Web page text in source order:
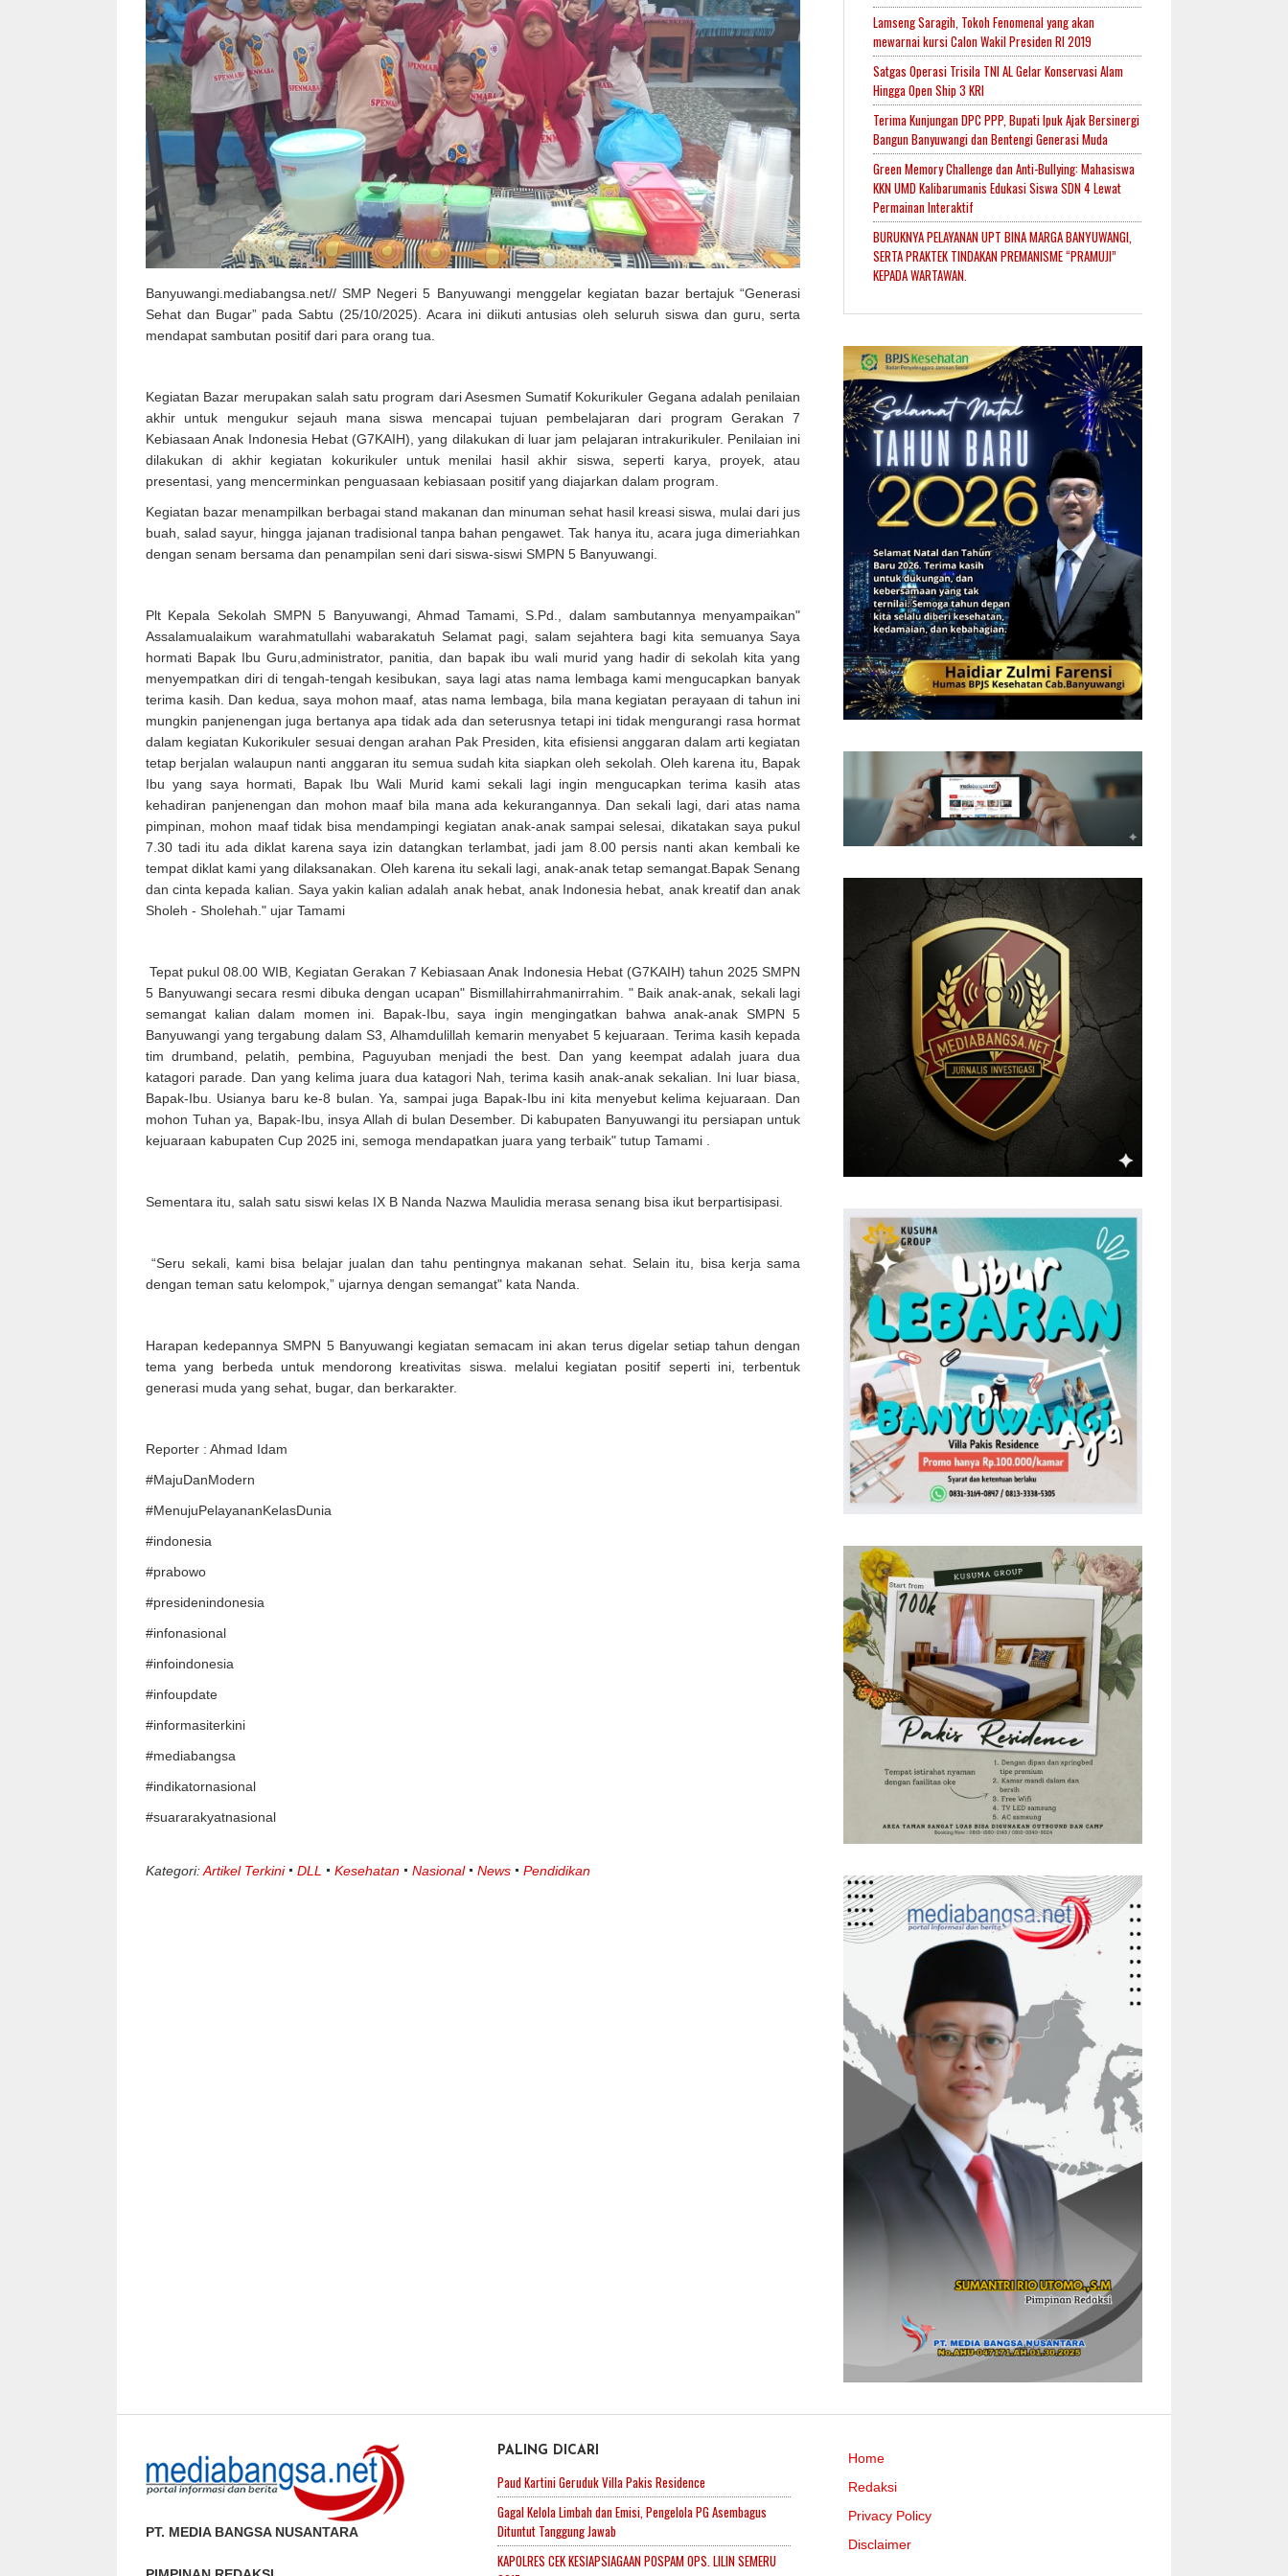
Banyuwangi.mediabangsa.net// SMP Negeri 5 Banyuwangi menggelar kegiatan bazar bertajuk “Generasi
Sehat dan Bugar” pada Sabtu (25/10/2025). Acara ini diikuti antusias oleh seluruh siswa dan guru, serta
mendapat sambutan positif dari para orang tua.
Kegiatan Bazar merupakan salah satu program dari Asesmen Sumatif Kokurikuler Gegana adalah penilaian
akhir untuk mengukur sejauh mana siswa mencapai tujuan pembelajaran dari program Gerakan 7
Kebiasaan Anak Indonesia Hebat (G7KAIH), yang dilakukan di luar jam pelajaran intrakurikuler. Penilaian ini
dilakukan di akhir kegiatan kokurikuler untuk menilai hasil akhir siswa, seperti karya, proyek, atau
presentasi, yang mencerminkan penguasaan kebiasaan positif yang diajarkan dalam program.
Kegiatan bazar menampilkan berbagai stand makanan dan minuman sehat hasil kreasi siswa, mulai dari jus
buah, salad sayur, hingga jajanan tradisional tanpa bahan pengawet. Tak hanya itu, acara juga dimeriahkan
dengan senam bersama dan penampilan seni dari siswa-siswi SMPN 5 Banyuwangi.
Plt Kepala Sekolah SMPN 5 Banyuwangi, Ahmad Tamami, S.Pd., dalam sambutannya menyampaikan"
Assalamualaikum warahmatullahi wabarakatuh Selamat pagi, salam sejahtera bagi kita semuanya Saya
hormati Bapak Ibu Guru,administrator, panitia, dan bapak ibu wali murid yang hadir di sekolah kita yang
menyempatkan diri di tengah-tengah kesibukan, saya lagi atas nama lembaga kami mengucapkan banyak
terima kasih. Dan kedua, saya mohon maaf, atas nama lembaga, bila mana kegiatan perayaan di tahun ini
mungkin panjenengan juga bertanya apa tidak ada dan seterusnya tetapi ini tidak mengurangi rasa hormat
dalam kegiatan Kukorikuler sesuai dengan arahan Pak Presiden, kita efisiensi anggaran dalam arti kegiatan
tetap berjalan walaupun nanti anggaran itu semua sudah kita siapkan oleh sekolah. Oleh karena itu, Bapak
Ibu yang saya hormati, Bapak Ibu Wali Murid kami sekali lagi ingin mengucapkan terima kasih atas
kehadiran panjenengan dan mohon maaf bila mana ada kekurangannya. Dan sekali lagi, dari atas nama
pimpinan, mohon maaf tidak bisa mendampingi kegiatan anak-anak sampai selesai, dikatakan saya pukul
7.30 tadi itu ada diklat karena saya izin datangkan terlambat, jadi jam 8.00 persis nanti akan kembali ke
tempat diklat kami yang dilaksanakan. Oleh karena itu sekali lagi, anak-anak tetap semangat.Bapak Senang
dan cinta kepada kalian. Saya yakin kalian adalah anak hebat, anak Indonesia hebat, anak kreatif dan anak
Sholeh - Sholehah." ujar Tamami
Tepat pukul 08.00 WIB, Kegiatan Gerakan 7 Kebiasaan Anak Indonesia Hebat (G7KAIH) tahun 2025 SMPN
5 Banyuwangi secara resmi dibuka dengan ucapan" Bismillahirrahmanirrahim. " Baik anak-anak, sekali lagi
semangat kalian dalam momen ini. Bapak-Ibu, saya ingin mengingatkan bahwa anak-anak SMPN 5
Banyuwangi yang tergabung dalam S3, Alhamdulillah kemarin menyabet 5 kejuaraan. Terima kasih kepada
tim drumband, pelatih, pembina, Paguyuban menjadi the best. Dan yang keempat adalah juara dua
katagori parade. Dan yang kelima juara dua katagori Nah, terima kasih anak-anak sekalian. Ini luar biasa,
Bapak-Ibu. Usianya baru ke-8 bulan. Ya, sampai juga Bapak-Ibu ini kita menyebut kelima kejuaraan. Dan
mohon Tuhan ya, Bapak-Ibu, insya Allah di bulan Desember. Di kabupaten Banyuwangi itu persiapan untuk
kejuaraan kabupaten Cup 2025 ini, semoga mendapatkan juara yang terbaik" tutup Tamami .
Sementara itu, salah satu siswi kelas IX B Nanda Nazwa Maulidia merasa senang bisa ikut berpartisipasi.
“Seru sekali, kami bisa belajar jualan dan tahu pentingnya makanan sehat. Selain itu, bisa kerja sama
dengan teman satu kelompok,” ujarnya dengan semangat" kata Nanda.
Harapan kedepannya SMPN 5 Banyuwangi kegiatan semacam ini akan terus digelar setiap tahun dengan
tema yang berbeda untuk mendorong kreativitas siswa. melalui kegiatan positif seperti ini, terbentuk
generasi muda yang sehat, bugar, dan berkarakter.
Reporter : Ahmad Idam
#MajuDanModern
#MenujuPelayananKelasDunia
#indonesia
#prabowo
#presidenindonesia
#infonasional
#infoindonesia
#infoupdate
#informasiterkini
#mediabangsa
#indikatornasional
#suararakyatnasional
Kategori:Artikel Terkini DLL Kesehatan Nasional News Pendidikan
Lamseng Saragih, Tokoh Fenomenal yang akan
mewarnai kursi Calon Wakil Presiden RI 2019
Satgas Operasi Trisila TNI AL Gelar Konservasi Alam
Hingga Open Ship 3 KRI
Terima Kunjungan DPC PPP, Bupati Ipuk Ajak Bersinergi
Bangun Banyuwangi dan Bentengi Generasi Muda
Green Memory Challenge dan Anti-Bullying: Mahasiswa
KKN UMD Kalibarumanis Edukasi Siswa SDN 4 Lewat
Permainan Interaktif
BURUKNYA PELAYANAN UPT BINA MARGA BANYUWANGI,
SERTA PRAKTEK TINDAKAN PREMANISME “PRAMUJI”
KEPADA WARTAWAN.
PT. MEDIA BANGSA NUSANTARA
PALING DICARI
Paud Kartini Geruduk Villa Pakis Residence
Gagal Kelola Limbah dan Emisi, Pengelola PG Asembagus
Dituntut Tanggung Jawab
KAPOLRES CEK KESIAPSIAGAAN POSPAM OPS. LILIN SEMERU
Home
Redaksi
Privacy Policy
Disclaimer